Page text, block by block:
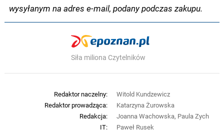
wysyłanym na adres e-mail, podany podczas zakupu.
Siła miliona Czytelników
Redaktor naczelny:
Witold Kundzewicz
Redaktor prowadząca:
Katarzyna Żurowska
Redakcja:
Joanna Wachowska, Paula Zych
IT:
Paweł Rusek